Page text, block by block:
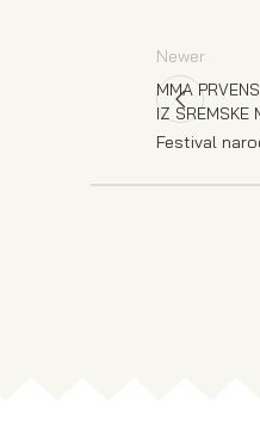
Newer
MMA
IZ SREMSKE
Festival